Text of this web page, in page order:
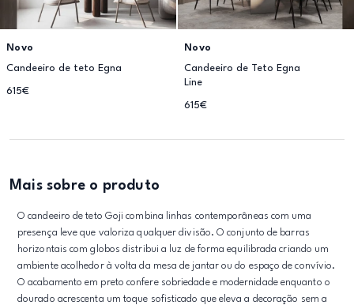
Novo
Candeeiro de teto Egna
615€
Novo
Candeeiro de Teto Egna
Line
615€
Mais sobre o produto
O candeeiro de teto Goji combina linhas contemporâneas com uma
presença leve que valoriza qualquer divisão. O conjunto de barras
horizontais com globos distribui a luz de forma equilibrada criando um
ambiente acolhedor à volta da mesa de jantar ou do espaço de convívio.
O acabamento em preto confere sobriedade e modernidade enquanto o
dourado acrescenta um toque sofisticado que eleva a decoração sem a